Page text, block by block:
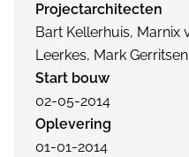
Projectarchitecten
Bart Kellerhuis, Marnix
Leerkes, Mark Gerritsen
Start bouw
02-05-2014
Oplevering
01-01-2014